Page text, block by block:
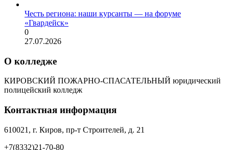
Честь региона: наши курсанты — на форуме
«Гвардейск»
0
27.07.2026
О колледже
КИРОВСКИЙ ПОЖАРНО-СПАСАТЕЛЬНЫЙ юридический
полицейский колледж
Контактная информация
610021, г. Киров, пр-т Строителей, д. 21
+7(8332)21-70-80